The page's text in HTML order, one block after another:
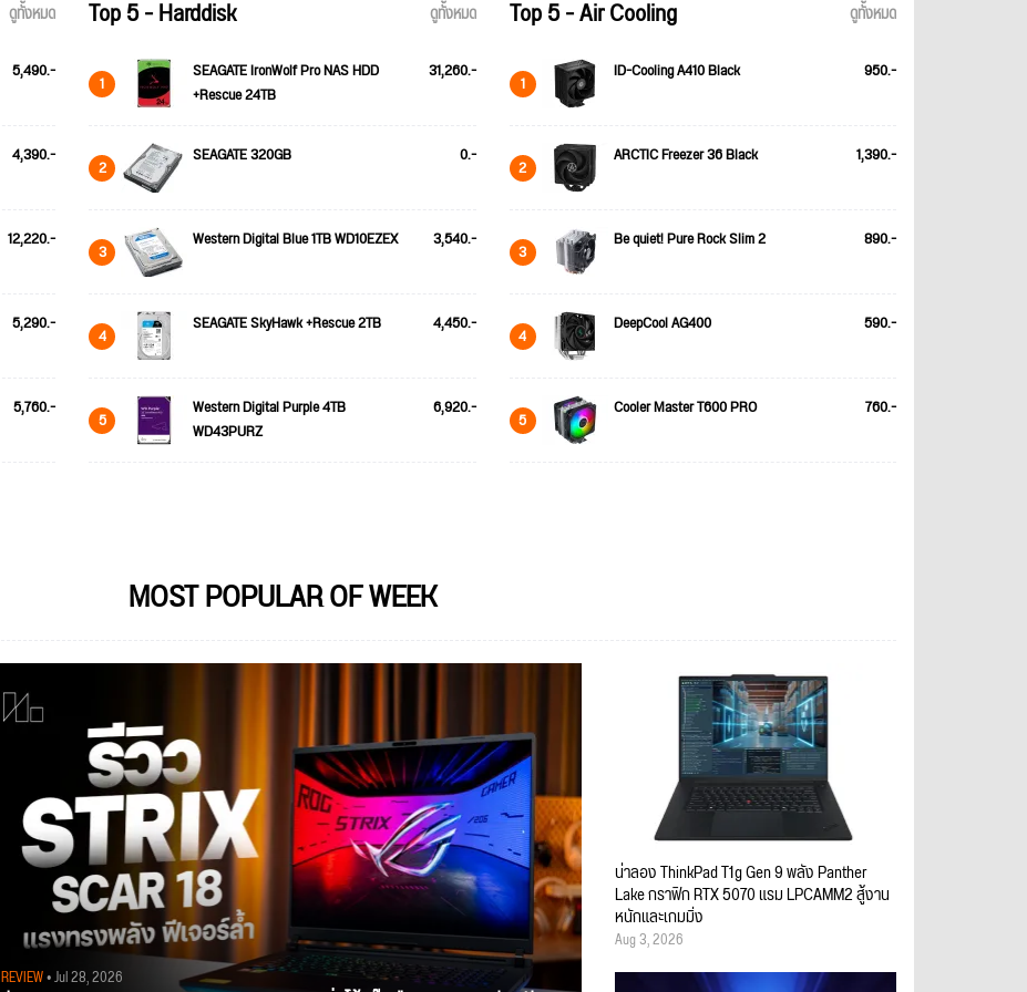
ดูทั้งหมด
5,490.-
4,390.-
12,220.-
5,290.-
5,760.-
Top 5 - Harddisk ดูทั้งหมด
1
SEAGATE IronWolf Pro NAS HDD
+Rescue 24TB
31,260.-
2 SEAGATE 320GB 0.-
3 Western Digital Blue 1TB WD10EZEX 3,540.-
4 SEAGATE SkyHawk +Rescue 2TB 4,450.-
5
Western Digital Purple 4TB
WD43PURZ
6,920.-
Top 5 - Air Cooling ดูทั้งหมด
1 ID-Cooling A410 Black 950.-
2 ARCTIC Freezer 36 Black 1,390.-
3 Be quiet! Pure Rock Slim 2 890.-
4 DeepCool AG400 590.-
5 Cooler Master T600 PRO 760.-
MOST POPULAR OF WEEK
REVIEW• Jul 28, 2026
น่าลอง ThinkPad T1g Gen 9 พลัง Panther
Lake กราฟิก RTX 5070 แรม LPCAMM2 สู้งาน
หนักและเกมมิ่ง
Aug 3, 2026